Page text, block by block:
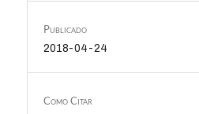
Publicado
2018-04-24
Como Citar